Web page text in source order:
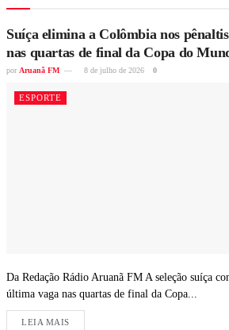
Suíça elimina a Colômbia nos
nas quartas de final da Copa do
por Aruanã FM 8 de julho de 2026 0
ESPORTE
Da Redação Rádio Aruanã FM A seleção suíça
última vaga nas quartas de final da Copa...
LEIA MAIS